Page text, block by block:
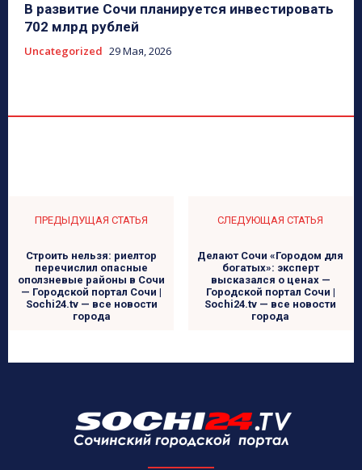
В развитие Сочи планируется инвестировать
702 млрд рублей
Uncategorized 29 Мая, 2026
ПРЕДЫДУЩАЯ СТАТЬЯ
Строить нельзя: риелтор
перечислил опасные
оползневые районы в Сочи
— Городской портал Сочи |
Sochi24.tv — все новости
города
СЛЕДУЮЩАЯ СТАТЬЯ
Делают Сочи «Городом для
богатых»: эксперт
высказался о ценах —
Городской портал Сочи |
Sochi24.tv — все новости
города